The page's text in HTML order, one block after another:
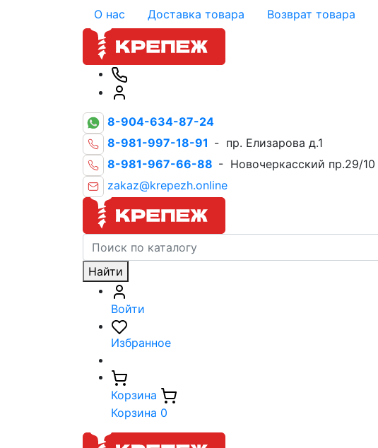
О нас Доставка товара Возврат товара
8-904-634-87-24
8-981-997-18-91 - пр. Елизарова д.1
8-981-967-66-88 - Новочеркасский пр.29/10
zakaz@krepezh.online
Найти
Войти
Избранное
Корзина
Корзина 0